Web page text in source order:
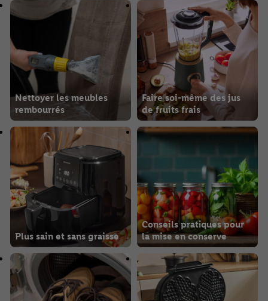
Nettoyer les meubles
rembourrés
Faire soi-même des jus
de fruits frais
Plus sain et sans graisse
Conseils pratiques pour
la mise en conserve